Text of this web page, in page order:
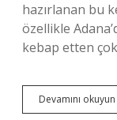
hazırlanan bu
özellikle
kebap etten
Devamını okuyun